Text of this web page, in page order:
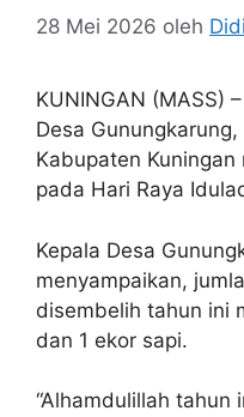
28 Mei 2026 oleh
KUNINGAN (MASS)
Desa
Kabupaten
pada Hari Raya
Kepala Desa
menyampaikan,
disembelih tahun ini
dan 1 ekor sapi.
“Alhamdulillah tahun